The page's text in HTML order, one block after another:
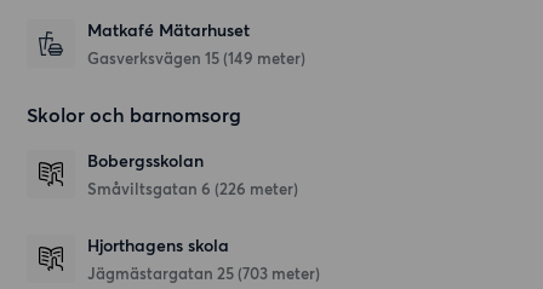
Matkafé Mätarhuset
Gasverksvägen 15 (149 meter)
Skolor och barnomsorg
Bobergsskolan
Småviltsgatan 6 (226 meter)
Hjorthagens skola
Jägmästargatan 25 (703 meter)